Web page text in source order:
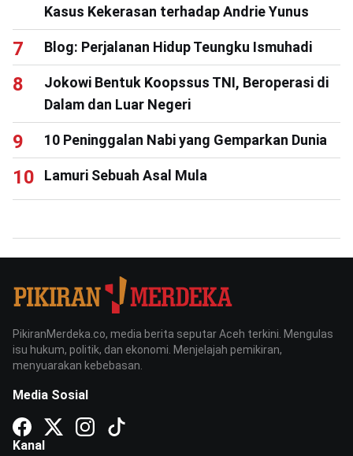
Kasus Kekerasan terhadap Andrie Yunus
Blog: Perjalanan Hidup Teungku Ismuhadi
Jokowi Bentuk Koopssus TNI, Beroperasi di
Dalam dan Luar Negeri
10 Peninggalan Nabi yang Gemparkan Dunia
Lamuri Sebuah Asal Mula
PikiranMerdeka.co, media berita seputar Aceh terkini. Mengulas
isu hukum, politik, dan ekonomi. Menjelajah pemikiran,
menyuarakan kebebasan.
Media Sosial
Kanal